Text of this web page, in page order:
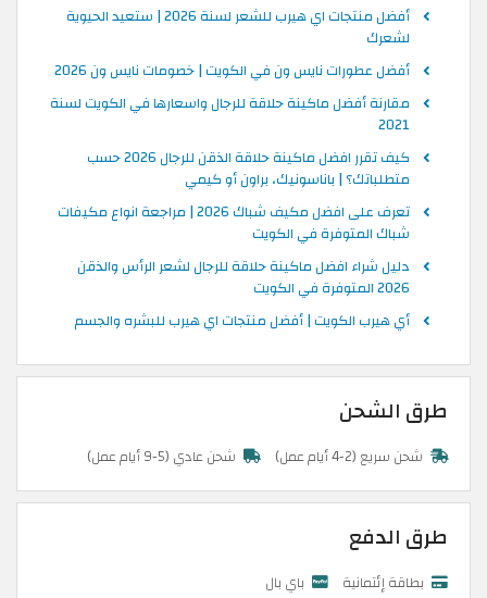
أفضل منتجات اي هيرب للشعر لسنة 2026 | ستعيد الحيوية
لشعرك
أفضل عطورات نايس ون في الكويت | خصومات نايس ون 2026
مقارنة أفضل ماكينة حلاقة للرجال واسعارها في الكويت لسنة
2021
كيف تقرر افضل ماكينة حلاقة الذقن للرجال 2026 حسب
متطلباتك؟ | باناسونيك، براون أو كيمي
تعرف على افضل مكيف شباك 2026 | مراجعة انواع مكيفات
شباك المتوفرة في الكويت
دليل شراء افضل ماكينة حلاقة للرجال لشعر الرأس والذقن
2026 المتوفرة في الكويت
أي هيرب الكويت | أفضل منتجات اي هيرب للبشره والجسم
طرق الشحن
شحن سريع (2-4 أيام عمل) شحن عادي (5-9 أيام عمل)
طرق الدفع
بطاقة إئتمانية باي بال